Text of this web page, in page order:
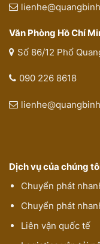
Văn Phòng Hồ Chí
Số 86/12 Phổ
090 226 8618
Dịch vụ của chúng
Chuyển phát
Chuyển phát
Liên vận quốc tế